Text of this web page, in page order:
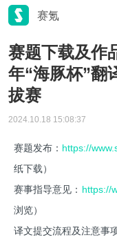
赛氪
赛题下载及作
年“海豚杯”翻
拔赛
2024.10.18 15:08:37
赛题发布： https://
纸下载）
赛事指导意见： https://
浏览）
译文提交流程及注意事